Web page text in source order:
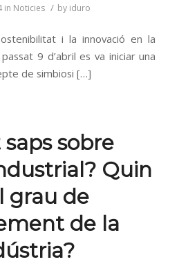
in Noticies / by iduro
i la innovació en la
9 d’abril es va iniciar una
de simbiosi […]
sobre
Quin
grau de
de la